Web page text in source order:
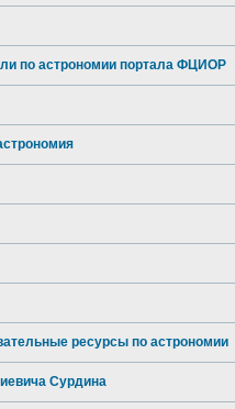
по астрономии портала ФЦИОР
ресурсы по астрономии
Сурдина